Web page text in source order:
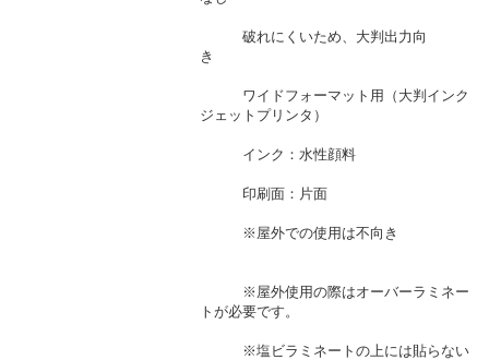
破れにくいため、大判出力向
き
ワイドフォーマット用（大判インク
ジェットプリンタ）
インク：水性顔料
印刷面：片面
※屋外での使用は不向き
※屋外使用の際はオーバーラミネー
トが必要です。
※塩ビラミネートの上には貼らない